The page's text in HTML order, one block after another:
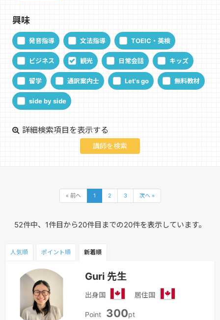
興味
発音指導 文法指導 TOEIC・英検
ビジネス 観光 日常会話 キッズ
留学 通訳案内士 Let's go 無料教材
side by side
詳細検索項目を表示する
« 前へ 1 2 3 次へ »
52件中、1件目から20件目までの20件を表示しています。
人気順 ポイント順 新着順
Guri 先生
出身国
ナ
居住国
Point 300pt